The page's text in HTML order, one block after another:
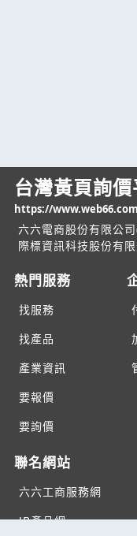
台灣黃頁詢價
https://
六六電商股份有限公
際標資訊科技股份有
熱門服務
找服務
找產品
產業資訊
要報價
要詢價
聯名網站
六六工商服務網
JB產品網